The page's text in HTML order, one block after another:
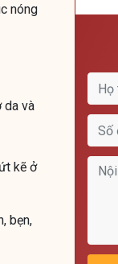
nóng
da và
kẽ ở
bẹn,